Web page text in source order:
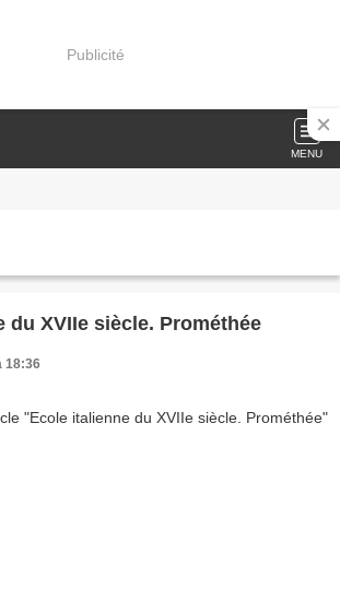
Publicité
MENU
du XVIIe siècle. Prométhée
18:36